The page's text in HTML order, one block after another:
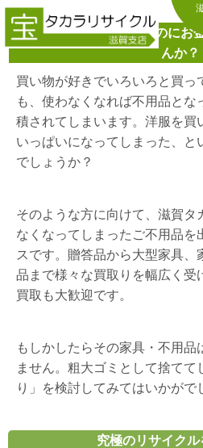
不必要なものを処分するのにお
んか？
買い物が好きでいろいろと買っ
も、使わなくなれば不用品と
積されてしまいます。洋服を買
いっぱいになってしまった、と
でしょうか？
そのような方に向けて、滋賀タ
なくなってしまったご不用品を
スです。贈答品から大型家具、
品まで様々な買取りを幅広く受
買取も大歓迎です。
もしかしたらその家具・不用
ません。粗大ゴミとして捨てて
り」を検討してみてはいかがで
究極のリサイクル